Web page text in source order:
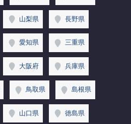
山梨県 長野県
愛知県 三重県
大阪府 兵庫県
鳥取県 島根県
山口県 徳島県